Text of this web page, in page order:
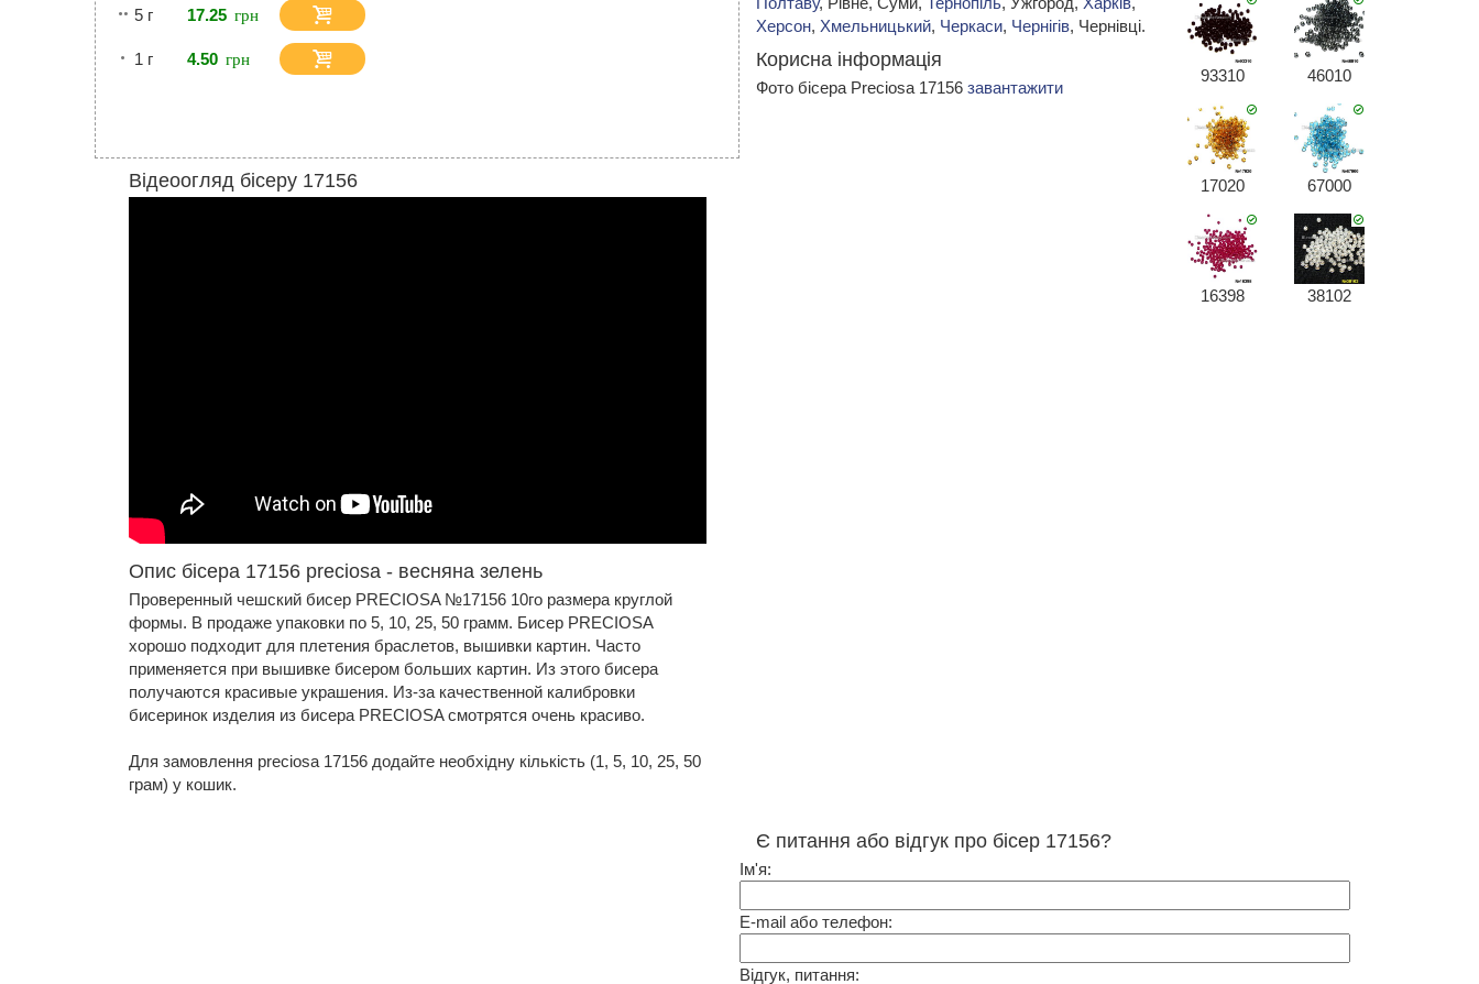
5 г 17.25
1 г 4.50
Відеоогляд бісеру 17156
Опис бісера 17156 preciosa - весняна зелень
Проверенный чешский бисер PRECIOSA №17156 10го размера круглой
формы. В продаже упаковки по 5, 10, 25, 50 грамм. Бисер PRECIOSA
хорошо подходит для плетения браслетов, вышивки картин. Часто
применяется при вышивке бисером больших картин. Из этого бисера
получаются красивые украшения. Из-за качественной калибровки
бисеринок изделия из бисера PRECIOSA смотрятся очень красиво.
Для замовлення preciosa 17156 додайте необхідну кількість (1, 5, 10, 25, 50
грам) у кошик.
Херсон, Хмельницький, Черкаси, Чернігів, Чернівці.
Корисна інформація
Фото бісера Preciosa 17156 завантажити
93310 46010
17020 67000
16398 38102
Є питання або відгук про бісер 17156?
Ім'я:
E-mail або телефон:
Відгук, питання: